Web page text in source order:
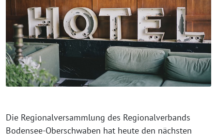
Die Regionalversammlung des Regionalverbands
Bodensee-Oberschwaben hat heu­te den nächs­ten